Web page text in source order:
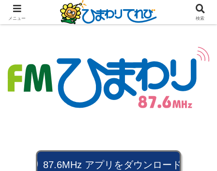
アプリをダウンロードでスマホでもお聴
メニュー 検索